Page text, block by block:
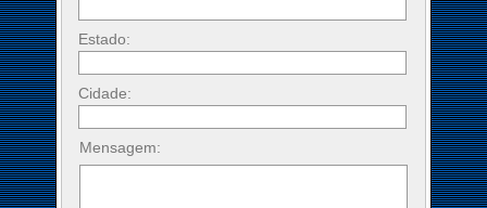
Estado:
Cidade:
Mensagem: